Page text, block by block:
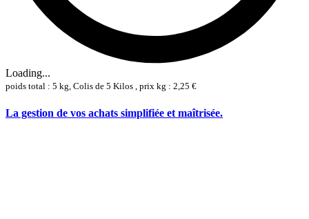
Loading...
poids total : 5 kg, Colis de 5 Kilos , prix kg : 2,25 €
La gestion de vos achats simplifiée et maîtrisée.